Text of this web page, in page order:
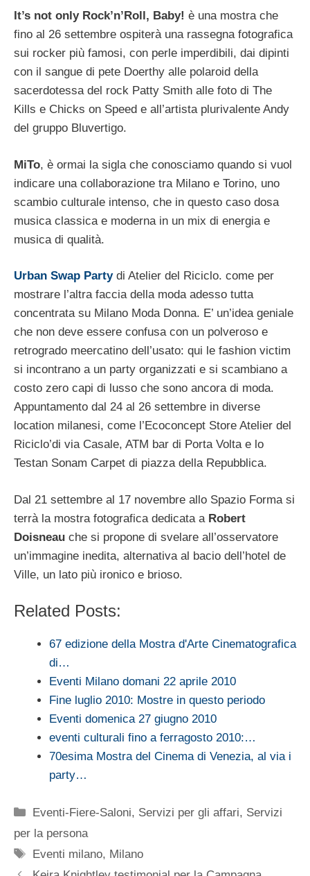
It’s not only Rock’n’Roll, Baby! è una mostra che
fino al 26 settembre ospiterà una rassegna fotografica
sui rocker più famosi, con perle imperdibili, dai dipinti
con il sangue di pete Doerthy alle polaroid della
sacerdotessa del rock Patty Smith alle foto di The
Kills e Chicks on Speed e all’artista plurivalente Andy
del gruppo Bluvertigo.
MiTo, è ormai la sigla che conosciamo quando si vuol
indicare una collaborazione tra Milano e Torino, uno
scambio culturale intenso, che in questo caso dosa
musica classica e moderna in un mix di energia e
musica di qualità.
Urban Swap Partydi Atelier del Riciclo. come per
mostrare l’altra faccia della moda adesso tutta
concentrata su Milano Moda Donna. E’ un’idea geniale
che non deve essere confusa con un polveroso e
retrogrado meercatino dell’usato: qui le fashion victim
si incontrano a un party organizzati e si scambiano a
costo zero capi di lusso che sono ancora di moda.
Appuntamento dal 24 al 26 settembre in diverse
location milanesi, come l’Ecoconcept Store Atelier del
Riciclo’di via Casale, ATM bar di Porta Volta e lo
Testan Sonam Carpet di piazza della Repubblica.
Dal 21 settembre al 17 novembre allo Spazio Forma si
terrà la mostra fotografica dedicata a Robert
Doisneau che si propone di svelare all’osservatore
un’immagine inedita, alternativa al bacio dell’hotel de
Ville, un lato più ironico e brioso.
Related Posts:
67 edizione della Mostra d'Arte Cinematografica
di…
Eventi Milano domani 22 aprile 2010
Fine luglio 2010: Mostre in questo periodo
Eventi domenica 27 giugno 2010
eventi culturali fino a ferragosto 2010:…
70esima Mostra del Cinema di Venezia, al via i
party…
Categorie
Eventi-Fiere-Saloni, Servizi per gli affari, Servizi
per la persona
Tag
Eventi milano, Milano